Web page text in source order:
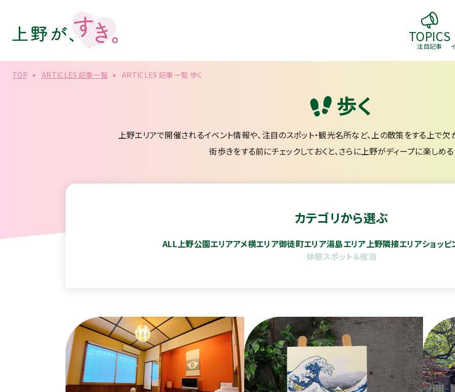
TOPICS
注目記事
TOP ARTICLES 記事一覧 ARTICLES 記事一覧 歩く
歩く
上野エリアで開催されるイベント情報や、注目のスポット・観光名所など、上の散策をする上で欠
街歩きをする前にチェックしておくと、さらに上野がディープに楽しめ
カテゴリから選ぶ
ALL上野公園エリアアメ横エリア御徒町エリア湯島エリア上野隣接エリアショッピ
休憩スポット＆宿泊